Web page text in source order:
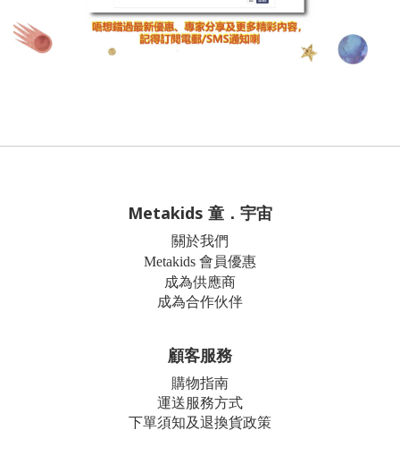
Metakids 童．宇宙
關於我們
Metakids 會員優惠
成為供應商
成為合作伙伴
顧客服務
購物指南
運送服務方式
下單須知及退換貨政策